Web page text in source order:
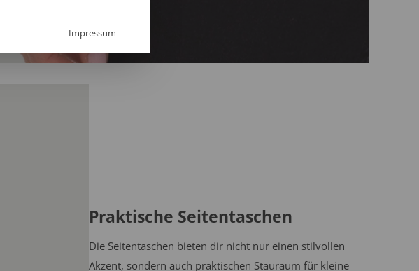
Praktische Seitentaschen
Die Seitentaschen bieten dir nicht nur einen stilvollen
Akzent, sondern auch praktischen Stauraum für kleine
Impressum